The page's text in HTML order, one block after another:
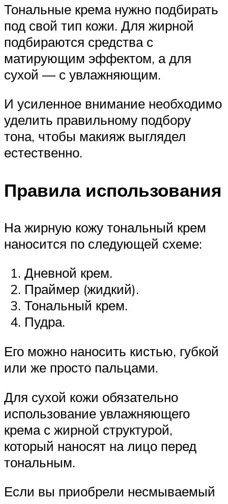
Тональные крема нужно подбирать
под свой тип кожи. Для жирной
подбираются средства с
матирующим эффектом, а для
сухой — с увлажняющим.
И усиленное внимание необходимо
уделить правильному подбору
тона, чтобы макияж выглядел
естественно.
Правила использования
На жирную кожу тональный крем
наносится по следующей схеме:
Дневной крем.
Праймер (жидкий).
Тональный крем.
Пудра.
Его можно наносить кистью, губкой
или же просто пальцами.
Для сухой кожи обязательно
использование увлажняющего
крема с жирной структурой,
который наносят на лицо перед
тональным.
Если вы приобрели несмываемый